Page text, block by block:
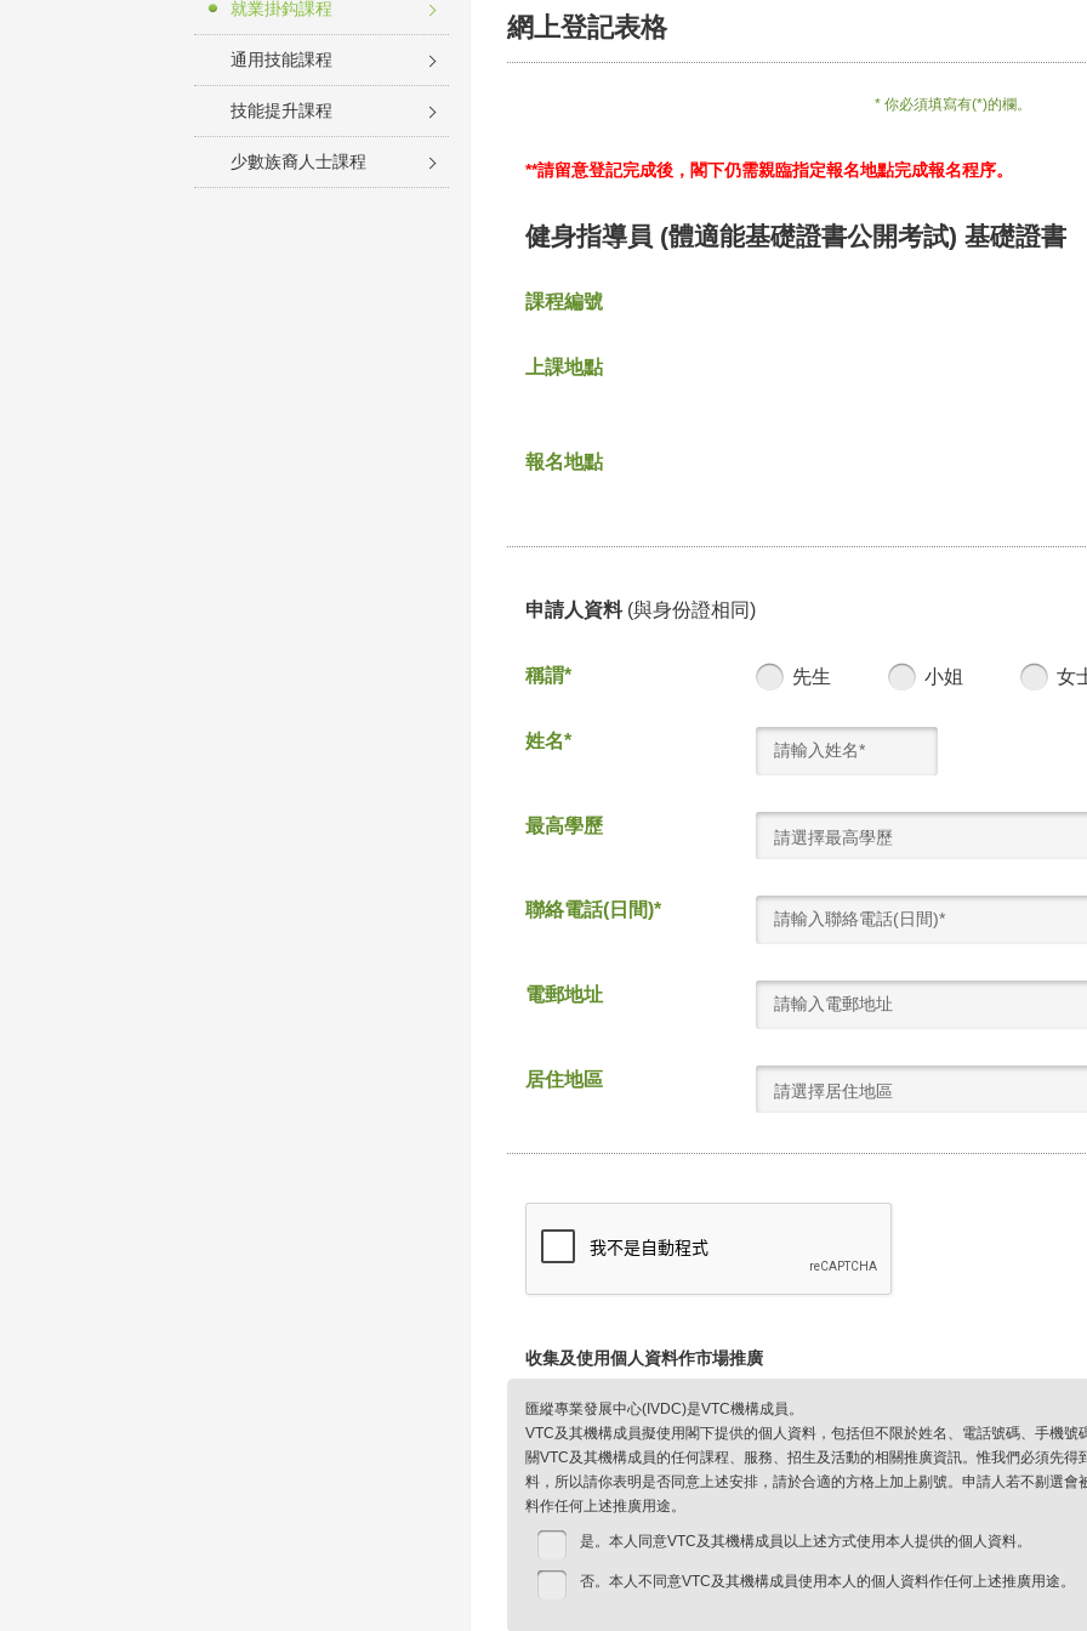
就業掛鈎課程
通用技能課程
技能提升課程
少數族裔人士課程
網上登記表格
* 你必須填寫有(*)的欄。
**請留意登記完成後，閣下仍需親臨指定報名地點完成報名程序。
健身指導員 (體適能基礎證書公開考試) 基礎證書
課程編號
上課地點
報名地點
申請人資料 (與身份證相同)
稱謂* 先生 小姐 女
姓名*
最高學歷
請選擇最高學歷
聯絡電話(日間)*
電郵地址
居住地區
請選擇居住地區
收集及使用個人資料作市場推廣
匯縱專業發展中心(IVDC)是VTC機構成員。
VTC及其機構成員擬使用閣下提供的個人資料，包括但不限於姓名、電話號碼、手機
關VTC及其機構成員的任何課程、服務、招生及活動的相關推廣資訊。惟我們必須先
料，所以請你表明是否同意上述安排，請於合適的方格上加上剔號。申請人若不剔選
料作任何上述推廣用途。
是。本人同意VTC及其機構成員以上述方式使用本人提供的個人資料。
否。本人不同意VTC及其機構成員使用本人的個人資料作任何上述推廣用途。